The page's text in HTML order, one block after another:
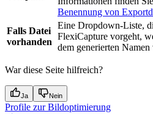
Benennung von
Falls Datei
vorhanden
Eine Dropdown-Liste,
FlexiCapture vorgeht,
dem generierten Namen
War diese Seite hilfreich?
Ja Nein
Profile zur Bildoptimierung